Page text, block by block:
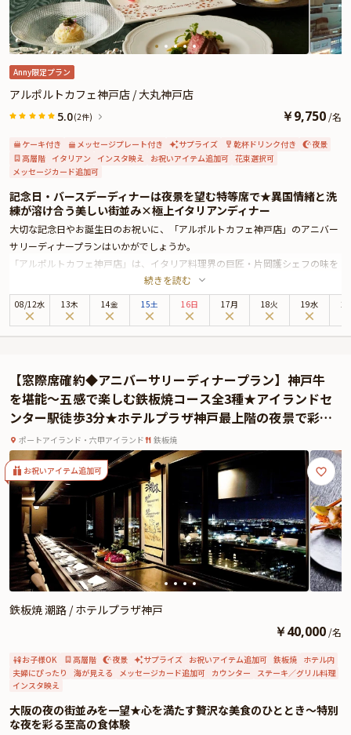
さらに、有料オプションでは、大切な方へのサプライズにぴったりなAnny限定
の花束やギフト、カスタマイズ可能なメッセージカードをご用意。メッセージ
カードはご着席時に、ギフトはデザートタイムにお渡しするため、自然なサプ
ライズ演出が叶います。スタッフが心を込めて、思い出に残るアニバーサリー
をお手伝いいたします。
美しい夜景と心躍る美食が彩る特別な夜。「スマイリーネプチューン」で、大
切な記念日をいつまでも心に残る一日にしてみてはいかがでしょうか。
Anny限定プラン
アルポルトカフェ神戸店 / 大丸神戸店
5.0(2件) ￥9,750 /名
ケーキ付き メッセージプレート付き サプライズ 乾杯ドリンク付き
夜景
高層階 イタリアン インスタ映え お祝いアイテム追加可 花束選択可
メッセージカード追加可
記念日・バースデーディナーは夜景を望む特等席で★異国情緒と洗
練が溶け合う美しい街並み×極上イタリアンディナー
大切な記念日やお誕生日のお祝いに、「アルポルトカフェ神戸店」のアニバー
サリーディナープランはいかがでしょうか。
「アルポルトカフェ神戸店」は、イタリア料理界の巨匠・片岡護シェフの味を
受け継ぐ本格イタリア料理店。柔らかな間接照明が心地良い上質空間で、心に
残る素敵な時間をお過ごしください。
お席は夜景を望む窓側テーブル席へご案内。異国情緒と洗練が溶け合う、元町
お召し上がりいただくのは、季節食材を贅沢に使用したイタリアンコース全7
品。さらに、乾杯ドリンクとパティシエ特製・ホールケーキの特典もご用意し
ております。ホールケーキには、メッセージを添えてご提供いたしますので、
ご希望の内容をお申し付けください。心に残る演出が、特別な瞬間を華やかに
彩ることでしょう。
また、ソムリエ厳選ワインも種類豊富にご用意しております。是非お料理との
相性をお試しください。お二人の特別な時間が、記憶に残る美食体験となるよ
う、心を込めておもてなしいたします。
★Anny限定★
有料オプションで、Anny限定の薔薇の花束や、ギフト、カスタマイズ可能なメ
ッセージカードなどをお付けすることができます。メッセージカードは着席時
に、花束やギフトはデザートタイムにご予約主様にお渡し致しますので、サプ
ライズ演出にお役立てください。とっておきのプロポーズシーンを心を込めて
お手伝いいたします。
続きを読む
08/12水 13木 14金 15土 16日 17月 18火 19水
【窓際席確約◆アニバーサリーディナープラン】神戸牛
を堪能～五感で楽しむ鉄板焼コース全3種★アイランドセ
ンター駅徒歩3分★ホテルプラザ神戸最上階の夜景で彩る
特別なひととき
ポートアイランド・六甲アイランド 鉄板焼
お祝いアイテム追加可
鉄板焼 潮路 / ホテルプラザ神戸
￥40,000 /名
お子様OK 高層階 夜景 サプライズ お祝いアイテム追加可 鉄板焼 ホテル内
夫婦にぴったり
海が見える メッセージカード追加可 カウンター
ステーキ／グリル料理
インスタ映え
大阪の夜の街並みを一望★心を満たす贅沢な美食のひととき〜特別
な夜を彩る至高の食体験